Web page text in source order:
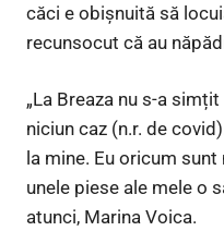
căci e obișnuită să
recunsocut că au
„La Breaza nu s-a
niciun caz (n.r. de
la mine. Eu oricum
unele piese ale mele o
atunci, Marina Voica.